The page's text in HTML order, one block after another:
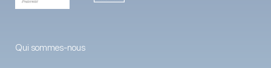
Qui sommes-nous